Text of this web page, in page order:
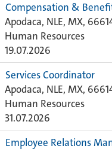
Compensation &
Apodaca, NLE, MX,
Human Resources
19.07.2026
Services Coordinator
Apodaca, NLE, MX,
Human Resources
31.07.2026
Employee Relations